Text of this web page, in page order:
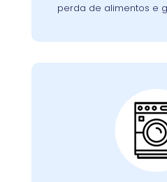
perda de alimentos e
Conserto
Nossa equipe está